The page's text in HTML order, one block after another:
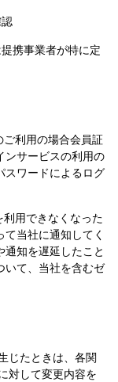
携事業者が特に定
利用の場合会員証
ンサービスの利用の
スワードによるログ
用できなくなった
当社に通知してく
知を遅延したこと
いて、当社を含むゼ
じたときは、各関
対して変更内容を